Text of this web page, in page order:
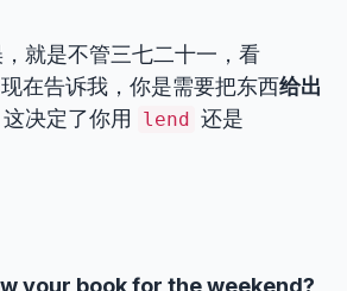
就是不管三七二十一，看
在告诉我，你是需要把东西给出
这决定了你用 lend 还是
your book for the weekend?